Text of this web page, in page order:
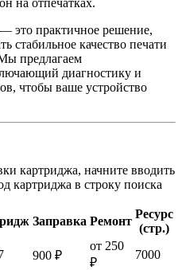
это практичное решение,
стабильное качество печати
предлагаем
диагностику и
чтобы ваше устройство
картриджа, начните вводить
картриджа в строку поиска
Заправка Ремонт
Ресурс
(стр.)
900 ₽
от 250
₽
7000